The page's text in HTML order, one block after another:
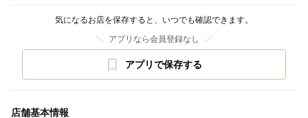
気になるお店を保存すると、いつでも確認できます。
アプリなら会員登録なし
アプリで保存する
店舗基本情報